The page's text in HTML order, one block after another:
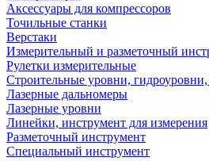
Аксессуары для компрессоров
Точильные станки
Верстаки
Измерительный и разметочный
Рулетки измерительные
Строительные уровни,
Лазерные дальномеры
Лазерные уровни
Линейки, инструмент для измерения
Разметочный инструмент
Специальный инструмент